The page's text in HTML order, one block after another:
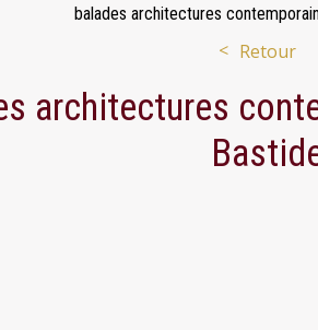
balades architectures
Retour
architectures